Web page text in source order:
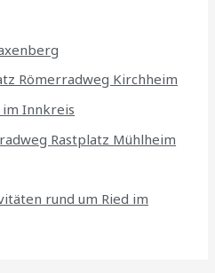
Römerradweg Kirchheim
Innkreis
Rastplatz Mühlheim
rund um Ried im